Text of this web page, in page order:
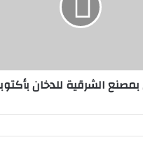
الشرقية للدخان